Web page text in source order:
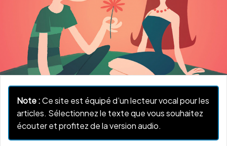
Note :Ce site est équipé d’un lecteur vocal pour les
articles. Sélectionnez le texte que vous souhaitez
écouter et profitez de la version audio.